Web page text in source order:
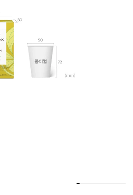
씨(194화씨)의 물에 2분간 우려드세요.